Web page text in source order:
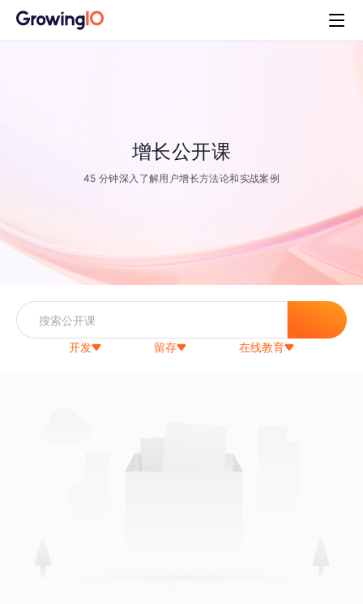
增长公开课
45 分钟深入了解用户增长方法论和实战案例
开发 留存 在线教育